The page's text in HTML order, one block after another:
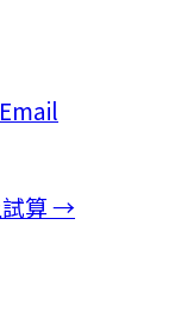
Email
試算 →